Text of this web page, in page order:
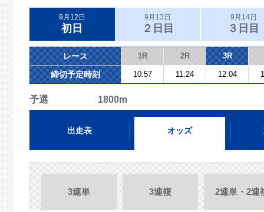
9月12日
初日
9月13日
２日目
9月14日
３日目
レース 1R 2R 3R
締切予定時刻 10:57 11:24 12:04
予選 1800m
出走表 オッズ
3連単 3連複 2連単・2連